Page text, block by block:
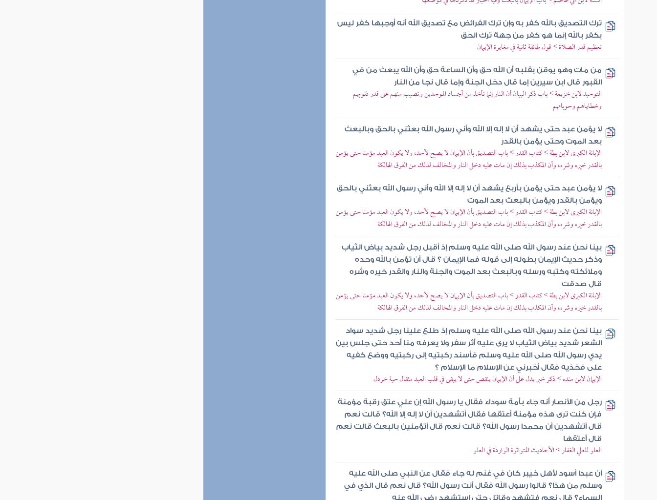
ترك التصديق بالله كفر به وإن ترك الفرائض مع تصديق الله أنه أوجبها كفر ليس
بكفر بالله إنما هو كفر من جهة ترك الحق
تعظيم قدر الصلاة > قول طائفة ثانية في مغايرة الإيمان
من مات وهو يوقن بقلبه أن الله حق وأن الساعة حق وأن الله يبعث من في
القبور قال ابن سيرين إما قال دخل الجنة وإما قال نجا من النار
التوحيد لابن خزيمة > باب ذكر البيان أن النار إنما تأخذ من أجساد الموحدين وتصيب منهم على قدر ذنوبهم
وخطاياهم وحوباتهم
لا يؤمن عبد حتى يشهد أن لا إله إلا الله وأني رسول الله بعثني بالحق وبالبعث
بعد الموت وحتى يؤمن بالقدر
الإبانة الكبرى لابن بطة > كتاب القدر > باب التصديق بأن الإيمان لا يصح لأحد، ولا يكون العبد مؤمنا حتى يؤمن
بالقدر خيره وشره، وأن المكذب بذلك إن مات عليه دخل النار والمخالف لذلك من الفرق الهالكة
لا يؤمن عبد حتى يؤمن بأربع يشهد أن لا إله إلا الله وأني رسول الله بعثني بالحق
ويؤمن بالقدر ويؤمن بالبعث بعد الموت
الإبانة الكبرى لابن بطة > كتاب القدر > باب التصديق بأن الإيمان لا يصح لأحد، ولا يكون العبد مؤمنا حتى يؤمن
بالقدر خيره وشره، وأن المكذب بذلك إن مات عليه دخل النار والمخالف لذلك من الفرق الهالكة
بينا نحن عند رسول الله صلى الله عليه وسلم إذ أقبل رجل شديد بياض الثياب
وذكر حديث الإيمان بطوله إلى قوله فما الإيمان ؟ قال أن تؤمن بالله وحده
وملائكته وكتبه ورسله وبالبعث بعد الموت والجنة والنار والقدر خيره وشره
قال صدقت
الإبانة الكبرى لابن بطة > كتاب القدر > باب التصديق بأن الإيمان لا يصح لأحد، ولا يكون العبد مؤمنا حتى يؤمن
بالقدر خيره وشره، وأن المكذب بذلك إن مات عليه دخل النار والمخالف لذلك من الفرق الهالكة
بينا نحن عند رسول الله صلى الله عليه وسلم إذ طلع علينا رجل شديد سواد
الشعر شديد بياض الثياب لا يرى عليه أثر سفر ولا يعرفه منا أحد حتى جلس بين
يدي رسول الله صلى الله عليه وسلم فأسند ركبتيه إلى ركبتيه ووضع كفيه
على فخذيه فقال أخبرني عن الإسلام ما الإسلام ؟
الإيمان لابن منده > ذكر خبر يدل على أن الإيمان ينقص حتى لا يبقى في قلب العبد مثقال حبة خردل
رجل من الأنصار أنه جاء بأمة سوداء فقال يا رسول الله إن علي عتق رقبة مؤمنة
فإن كنت ترى هذه مؤمنة أعتقها فقال أتشهدين أن لا إله إلا الله؟ قالت نعم
قال أتشهدين أن محمدا رسول الله؟ قالت نعم قال أتؤمنين بالبعث قالت نعم
قال أعتقها
العلو للعلي الغفار > الأحاديث المتواترة الواردة في العلو
أن عبدا أسود لأهل خيبر كان في غنم له جاء فقال عن النبي صلى الله عليه
وسلم من هذا؟ قالوا رسول الله فقال أنت رسول الله؟ قال نعم قال الذي في
السماء؟ قال نعم فتشهد وقاتل حتى استشهد رضي الله عنه